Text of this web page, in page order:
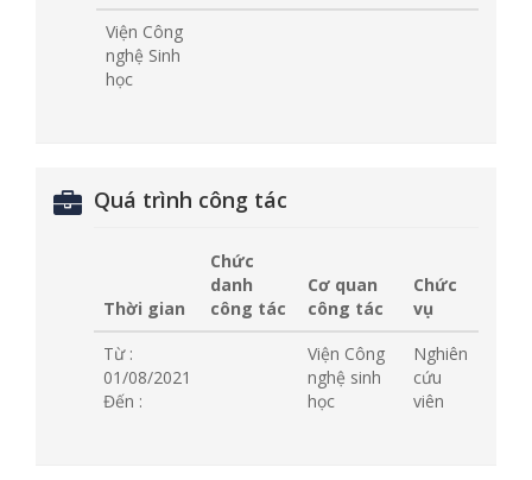
Viện Công
nghệ Sinh
học
Quá trình công tác
Thời gian
Chức
danh
công tác
Cơ quan
công tác
Chức
vụ
Từ :
01/08/2021
Đến :
Viện Công
nghệ sinh
học
Nghiên
cứu
viên